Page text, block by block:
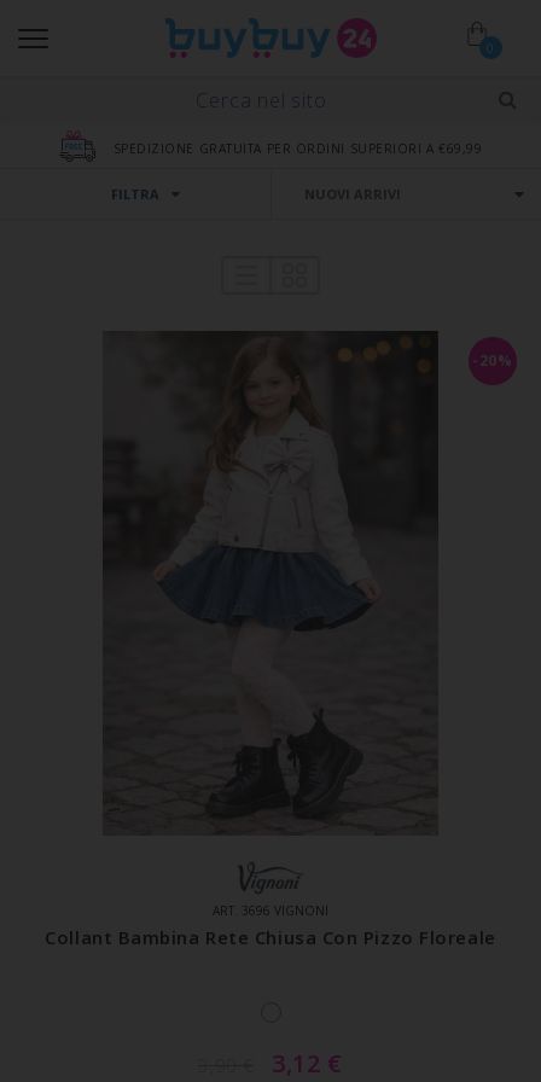
0
SPEDIZIONE GRATUITA PER ORDINI SUPERIORI A €69,99
FILTRA
-20%
ART. 3696 VIGNONI
Collant Bambina Rete Chiusa Con Pizzo Floreale
3,12 €